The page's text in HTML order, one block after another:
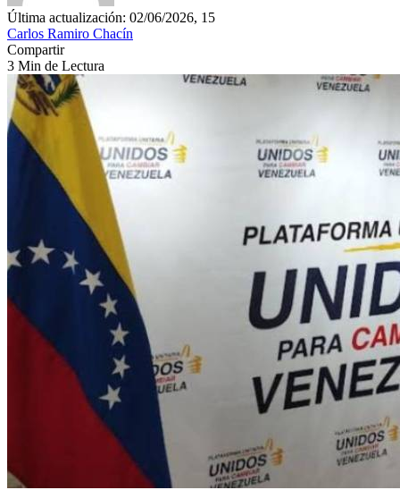
Última actualización: 02/06/2026, 15
Carlos Ramiro Chacín
Compartir
3 Min de Lectura